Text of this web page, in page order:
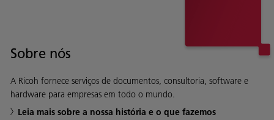
Sobre nós
A Ricoh fornece serviços de documentos, consultoria, software e
hardware para empresas em todo o mundo.
Leia mais sobre a nossa história e o que fazemos